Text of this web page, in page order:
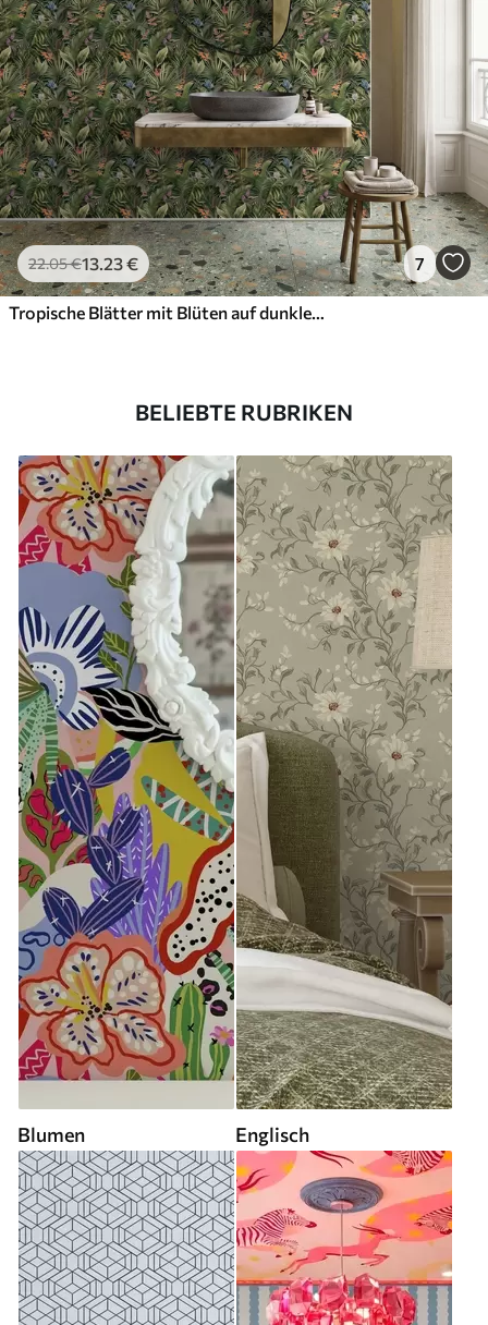
22.05€13.23€ 7
Tropische Blätter mit Blüten auf dunklem Hintergrund
BELIEBTE RUBRIKEN
Blumen Englisch